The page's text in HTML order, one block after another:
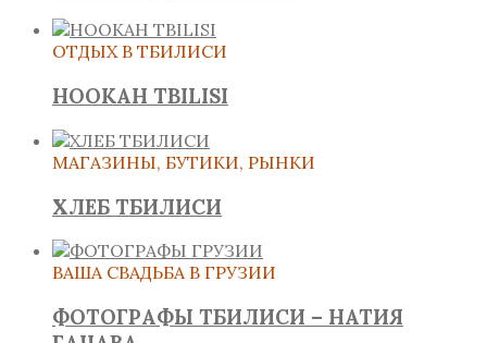
ОТДЫХ В ТБИЛИСИ
HOOKAH TBILISI
МАГАЗИНЫ, БУТИКИ, РЫНКИ
ХЛЕБ ТБИЛИСИ
ВАША СВАДЬБА В ГРУЗИИ
ФОТОГРАФЫ ТБИЛИСИ – НАТИЯ